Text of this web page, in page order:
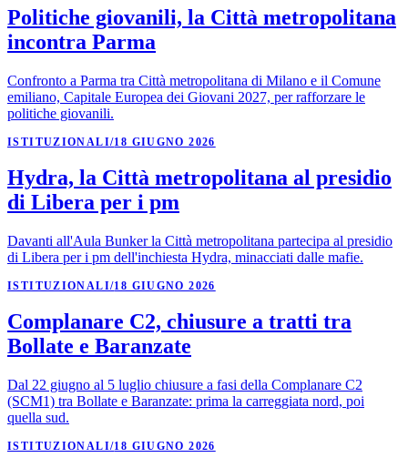
Politiche giovanili, la Città metropolitana
incontra Parma
Confronto a Parma tra Città metropolitana di Milano e il Comune
emiliano, Capitale Europea dei Giovani 2027, per rafforzare le
politiche giovanili.
ISTITUZIONALI/18 GIUGNO 2026
Hydra, la Città metropolitana al presidio
di Libera per i pm
Davanti all'Aula Bunker la Città metropolitana partecipa al presidio
di Libera per i pm dell'inchiesta Hydra, minacciati dalle mafie.
ISTITUZIONALI/18 GIUGNO 2026
Complanare C2, chiusure a tratti tra
Bollate e Baranzate
Dal 22 giugno al 5 luglio chiusure a fasi della Complanare C2
(SCM1) tra Bollate e Baranzate: prima la carreggiata nord, poi
quella sud.
ISTITUZIONALI/18 GIUGNO 2026